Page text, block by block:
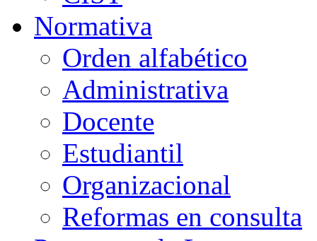
Normativa
Orden alfabético
Administrativa
Docente
Estudiantil
Organizacional
Reformas en consulta